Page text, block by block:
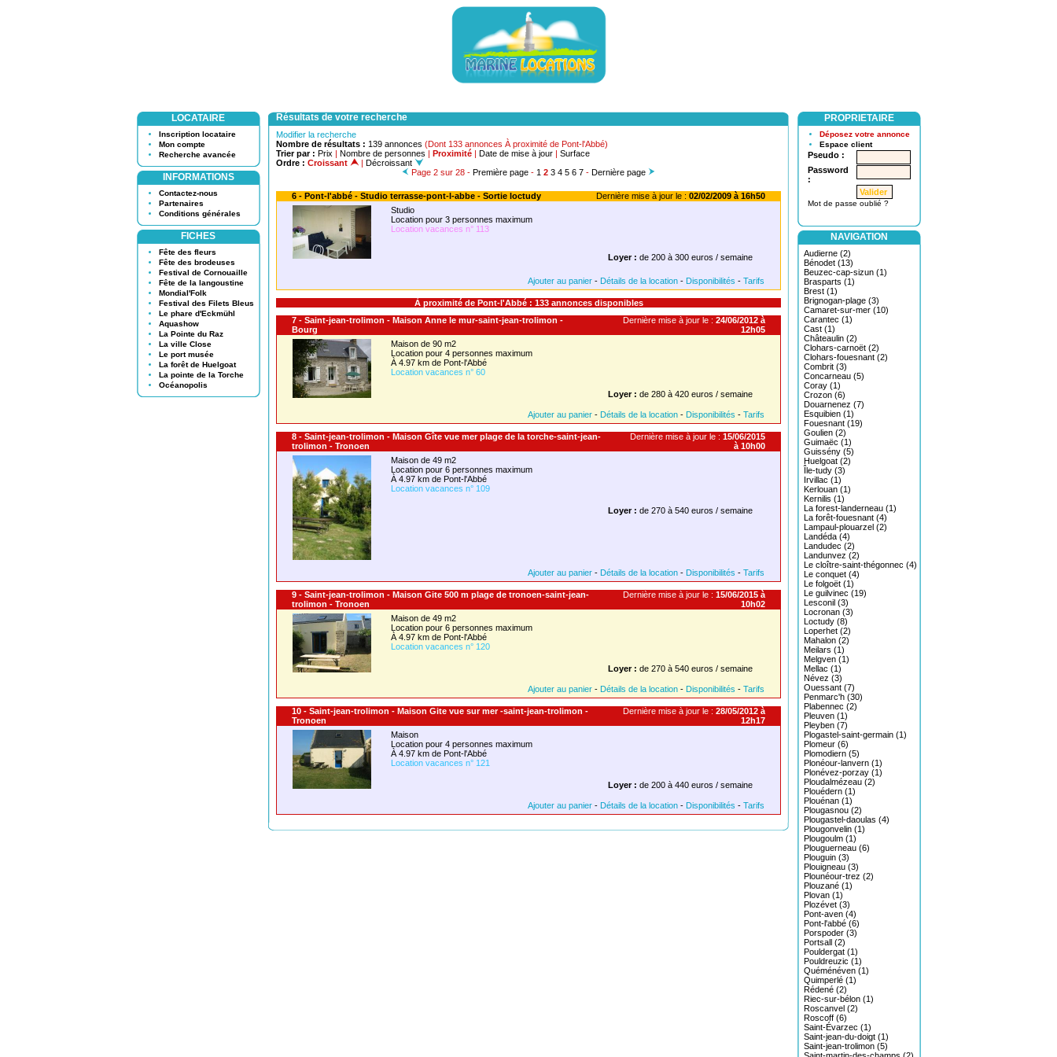
LOCATAIRE
Inscription locataire
Mon compte
Recherche avancée
INFORMATIONS
Contactez-nous
Partenaires
Conditions générales
FICHES
Fête des fleurs
Fête des brodeuses
Festival de Cornouaille
Fête de la langoustine
Mondial'Folk
Festival des Filets Bleus
Le phare d'Eckmühl
Aquashow
La Pointe du Raz
La ville Close
Le port musée
La forêt de Huelgoat
La pointe de la Torche
Océanopolis
Résultats de votre recherche
Modifier la recherche
Nombre de résultats : 139 annonces (Dont 133 annonces À proximité de Pont-l'Abbé)
Trier par : Prix | Nombre de personnes | Proximité | Date de mise à jour | Surface
Ordre : Croissant | Décroissant
Page 2 sur 28 - Première page - 1 2 3 4 5 6 7 - Dernière page
6 - Pont-l'abbé - Studio terrasse-pont-l-abbe - Sortie loctudy Dernière mise à jour le : 02/02/2009 à 16h50
Studio
Location pour 3 personnes maximum
Location vacances n° 113
Loyer : de 200 à 300 euros / semaine
Ajouter au panier - Détails de la location - Disponibilités - Tarifs
À proximité de Pont-l'Abbé : 133 annonces disponibles
7 - Saint-jean-trolimon - Maison Anne le mur-saint-jean-trolimon -
Bourg
Dernière mise à jour le : 24/06/2012 à
12h05
Maison de 90 m2
Location pour 4 personnes maximum
À 4.97 km de Pont-l'Abbé
Location vacances n° 60
Loyer : de 280 à 420 euros / semaine
Ajouter au panier - Détails de la location - Disponibilités - Tarifs
8 - Saint-jean-trolimon - Maison Gîte vue mer plage de la torche-saint-jean-
trolimon - Tronoen
Dernière mise à jour le : 15/06/2015
à 10h00
Maison de 49 m2
Location pour 6 personnes maximum
À 4.97 km de Pont-l'Abbé
Location vacances n° 109
Loyer : de 270 à 540 euros / semaine
Ajouter au panier - Détails de la location - Disponibilités - Tarifs
9 - Saint-jean-trolimon - Maison Gite 500 m plage de tronoen-saint-jean-
trolimon - Tronoen
Dernière mise à jour le : 15/06/2015 à
10h02
Maison de 49 m2
Location pour 6 personnes maximum
À 4.97 km de Pont-l'Abbé
Location vacances n° 120
Loyer : de 270 à 540 euros / semaine
Ajouter au panier - Détails de la location - Disponibilités - Tarifs
10 - Saint-jean-trolimon - Maison Gite vue sur mer -saint-jean-trolimon -
Tronoen
Dernière mise à jour le : 28/05/2012 à
12h17
Maison
Location pour 4 personnes maximum
À 4.97 km de Pont-l'Abbé
Location vacances n° 121
Loyer : de 200 à 440 euros / semaine
Ajouter au panier - Détails de la location - Disponibilités - Tarifs
PROPRIETAIRE
Déposez votre annonce
Espace client
Pseudo :
Password
:
Mot de passe oublié ?
NAVIGATION
Audierne (2)
Bénodet (13)
Beuzec-cap-sizun (1)
Brasparts (1)
Brest (1)
Brignogan-plage (3)
Camaret-sur-mer (10)
Carantec (1)
Cast (1)
Châteaulin (2)
Clohars-carnoët (2)
Clohars-fouesnant (2)
Combrit (3)
Concarneau (5)
Coray (1)
Crozon (6)
Douarnenez (7)
Esquibien (1)
Fouesnant (19)
Goulien (2)
Guimaëc (1)
Guissény (5)
Huelgoat (2)
Île-tudy (3)
Irvillac (1)
Kerlouan (1)
Kernilis (1)
La forest-landerneau (1)
La forêt-fouesnant (4)
Lampaul-plouarzel (2)
Landéda (4)
Landudec (2)
Landunvez (2)
Le cloître-saint-thégonnec (4)
Le conquet (4)
Le folgoët (1)
Le guilvinec (19)
Lesconil (3)
Locronan (3)
Loctudy (8)
Loperhet (2)
Mahalon (2)
Meilars (1)
Melgven (1)
Mellac (1)
Névez (3)
Ouessant (7)
Penmarc'h (30)
Plabennec (2)
Pleuven (1)
Pleyben (7)
Plogastel-saint-germain (1)
Plomeur (6)
Plomodiern (5)
Plonéour-lanvern (1)
Plonévez-porzay (1)
Ploudalmézeau (2)
Plouédern (1)
Plouénan (1)
Plougasnou (2)
Plougastel-daoulas (4)
Plougonvelin (1)
Plougoulm (1)
Plouguerneau (6)
Plouguin (3)
Plouigneau (3)
Plounéour-trez (2)
Plouzané (1)
Plovan (1)
Plozévet (3)
Pont-aven (4)
Pont-l'abbé (6)
Porspoder (3)
Portsall (2)
Pouldergat (1)
Pouldreuzic (1)
Quéménéven (1)
Quimperlé (1)
Rédené (2)
Riec-sur-bélon (1)
Roscanvel (2)
Roscoff (6)
Saint-Évarzec (1)
Saint-jean-du-doigt (1)
Saint-jean-trolimon (5)